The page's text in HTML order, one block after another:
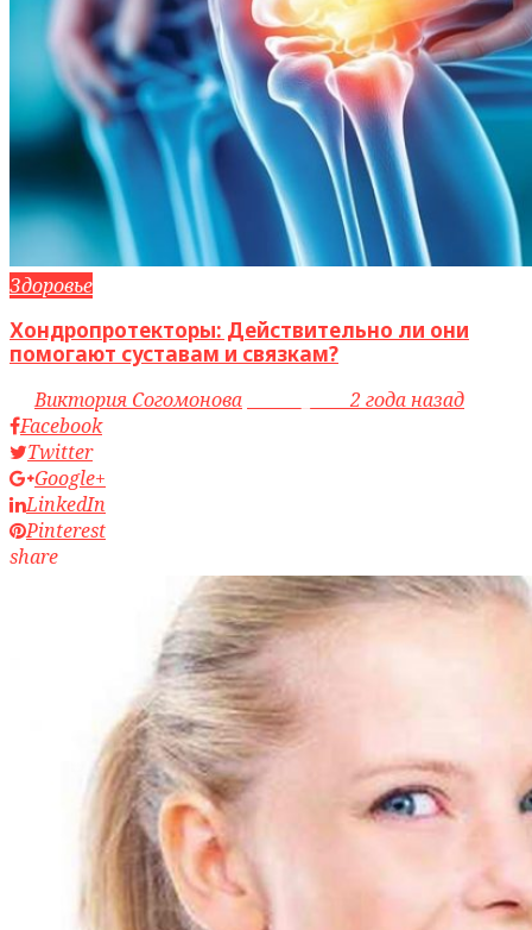
Здоровье
Хондропротекторы: Действительно ли они
помогают суставам и связкам?
byВиктория Согомонова access_time2 года назад
Facebook
Twitter
Google+
LinkedIn
Pinterest
share